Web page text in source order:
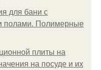
для бани с
полами. Полимерные
плиты на
на посуде и их